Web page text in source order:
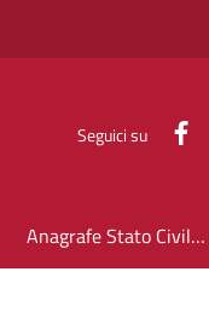
Seguici su
Anagrafe Stato Civile ed Elettorale